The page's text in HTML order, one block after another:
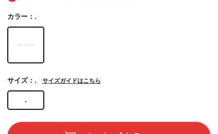
カラー：.
.
サイズ：. サイズガイドはこちら